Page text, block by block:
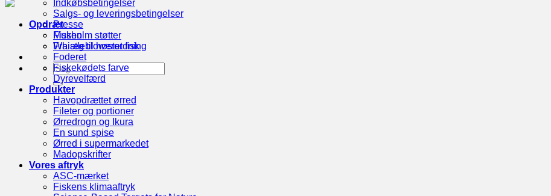
Indkøbsbetingelser
Salgs- og leveringsbetingelser
Presse
Musholm støtter
Whistleblowerordning
Opdræt
Fisken
Fra æg til høstet fisk
Foderet
Fiskekødets farve
Dyrevelfærd
Produkter
Havopdrættet ørred
Fileter og portioner
Ørredrogn og Ikura
En sund spise
Ørred i supermarkedet
Madopskrifter
Vores aftryk
ASC-mærket
Fiskens klimaaftryk